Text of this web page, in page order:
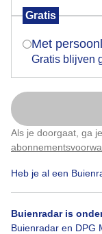
Gratis
Met
Gratis blijven
Als je doorgaat, ga
Heb je al een
Buienradar is
Buienradar en DPG
Populaire
Lente
Zomer
Over
Is
Klik